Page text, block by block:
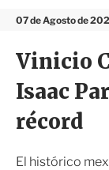
n
07 de Agosto de
Vinicio
Isaac
récord
El histórico